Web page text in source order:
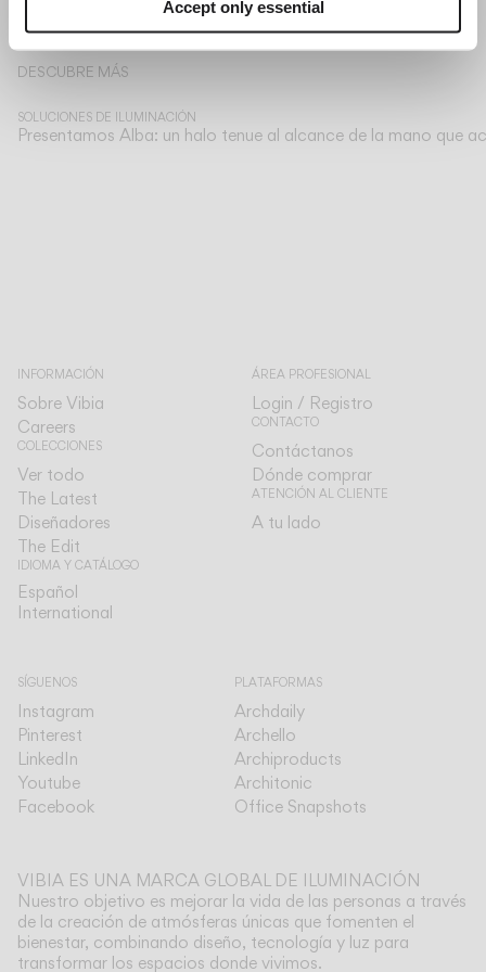
Accept only essential
DESCUBRE MÁS
Más información sobre Palomba Serafini Associati y las colecciones
SOLUCIONES DE ILUMINACIÓN
Presentamos Alba: un halo tenue al alcance de la mano que
INFORMACIÓN
Sobre Vibia
Careers
COLECCIONES
Ver todo
The Latest
Diseñadores
The Edit
IDIOMA Y CATÁLOGO
Español
International
ÁREA PROFESIONAL
Login / Registro
CONTACTO
Contáctanos
Dónde comprar
ATENCIÓN AL CLIENTE
A tu lado
SÍGUENOS
Instagram
Pinterest
LinkedIn
Youtube
Facebook
PLATAFORMAS
Archdaily
Archello
Archiproducts
Architonic
Office Snapshots
VIBIA ES UNA MARCA GLOBAL DE ILUMINACIÓN
Nuestro objetivo es mejorar la vida de las personas a través
de la creación de atmósferas únicas que fomenten el
bienestar, combinando diseño, tecnología y luz para
transformar los espacios donde vivimos.